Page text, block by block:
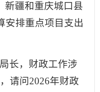
新疆和重庆城口县
安排重点项目支出
长，财政工作涉
请问2026年财政